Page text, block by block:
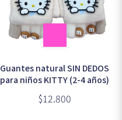
Guantes natural SIN DEDOS
para niños KITTY (2-4 años)
$12.800